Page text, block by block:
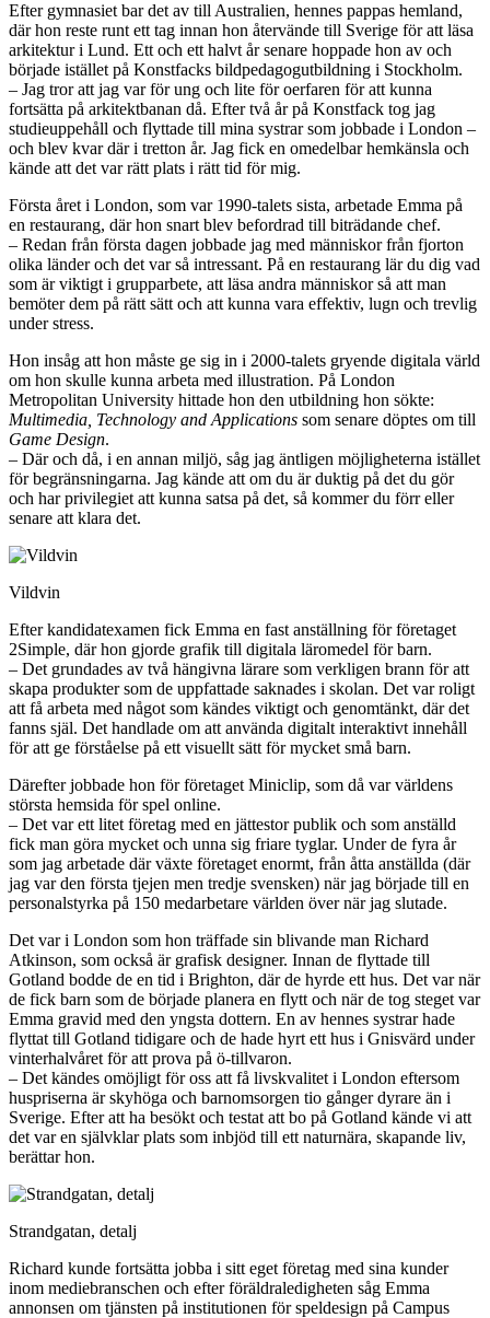
Efter gymnasiet bar det av till Australien, hennes pappas hemland,
där hon reste runt ett tag innan hon återvände till Sverige för att läsa
arkitektur i Lund. Ett och ett halvt år senare hoppade hon av och
började istället på Konstfacks bildpedagogutbildning i Stockholm.
– Jag tror att jag var för ung och lite för oerfaren för att kunna
fortsätta på arkitektbanan då. Efter två år på Konstfack tog jag
studieuppehåll och flyttade till mina systrar som jobbade i London –
och blev kvar där i tretton år. Jag fick en omedelbar hemkänsla och
kände att det var rätt plats i rätt tid för mig.
Första året i London, som var 1990-talets sista, arbetade Emma på
en restaurang, där hon snart blev befordrad till biträdande chef.
– Redan från första dagen jobbade jag med människor från fjorton
olika länder och det var så intressant. På en restaurang lär du dig vad
som är viktigt i grupparbete, att läsa andra människor så att man
bemöter dem på rätt sätt och att kunna vara effektiv, lugn och trevlig
under stress.
Hon insåg att hon måste ge sig in i 2000-talets gryende digitala värld
om hon skulle kunna arbeta med illustration. På London
Metropolitan University hittade hon den utbildning hon sökte:
Multimedia, Technology and Applications som senare döptes om till
Game Design.
– Där och då, i en annan miljö, såg jag äntligen möjligheterna istället
för begränsningarna. Jag kände att om du är duktig på det du gör
och har privilegiet att kunna satsa på det, så kommer du förr eller
senare att klara det.
Vildvin
Efter kandidatexamen fick Emma en fast anställning för företaget
2Simple, där hon gjorde grafik till digitala läromedel för barn.
– Det grundades av två hängivna lärare som verkligen brann för att
skapa produkter som de uppfattade saknades i skolan. Det var roligt
att få arbeta med något som kändes viktigt och genomtänkt, där det
fanns själ. Det handlade om att använda digitalt interaktivt innehåll
för att ge förståelse på ett visuellt sätt för mycket små barn.
Därefter jobbade hon för företaget Miniclip, som då var världens
största hemsida för spel online.
– Det var ett litet företag med en jättestor publik och som anställd
fick man göra mycket och unna sig friare tyglar. Under de fyra år
som jag arbetade där växte företaget enormt, från åtta anställda (där
jag var den första tjejen men tredje svensken) när jag började till en
personalstyrka på 150 medarbetare världen över när jag slutade.
Det var i London som hon träffade sin blivande man Richard
Atkinson, som också är grafisk designer. Innan de flyttade till
Gotland bodde de en tid i Brighton, där de hyrde ett hus. Det var när
de fick barn som de började planera en flytt och när de tog steget var
Emma gravid med den yngsta dottern. En av hennes systrar hade
flyttat till Gotland tidigare och de hade hyrt ett hus i Gnisvärd under
vinterhalvåret för att prova på ö-tillvaron.
– Det kändes omöjligt för oss att få livskvalitet i London eftersom
huspriserna är skyhöga och barnomsorgen tio gånger dyrare än i
Sverige. Efter att ha besökt och testat att bo på Gotland kände vi att
det var en självklar plats som inbjöd till ett naturnära, skapande liv,
berättar hon.
Strandgatan, detalj
Richard kunde fortsätta jobba i sitt eget företag med sina kunder
inom mediebranschen och efter föräldraledigheten såg Emma
annonsen om tjänsten på institutionen för speldesign på Campus